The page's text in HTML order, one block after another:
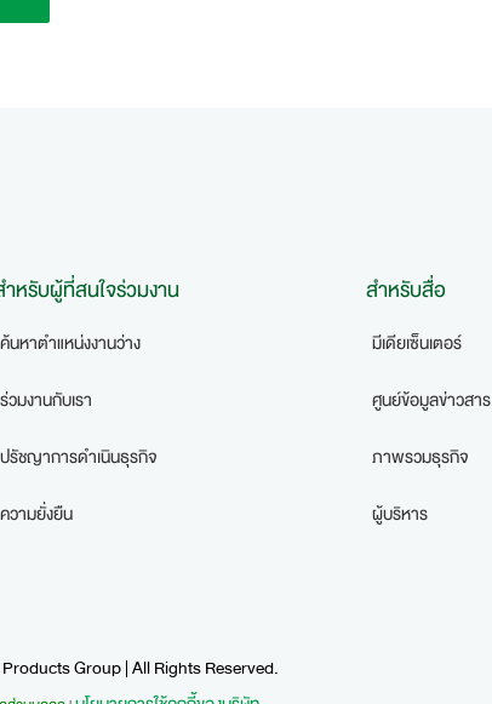
หรับผู้ที่สนใจร่วมงาน
ค้นหาตำแหน่งงานว่าง
ร่วมงานกับเรา
ปรัชญาการดำเนินธุรกิจ
ความยั่งยืน
สำหรับสื่อ
มีเดียเซ็นเตอร์
ศูนย์ข้อมูลข่าวสาร
ภาพรวมธุรกิจ
ผู้บริหาร
Group | All Rights Reserved.